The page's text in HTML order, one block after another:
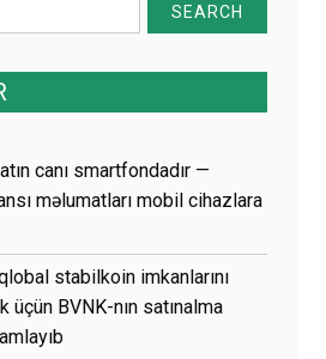
canı smartfondadır —
məlumatları mobil cihazlara
stabilkoin imkanlarını
üçün BVNK-nın satınalma